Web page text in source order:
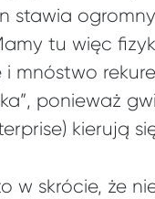
stawia
tu więc
mnóstwo
ponieważ
kierują
w skrócie, że